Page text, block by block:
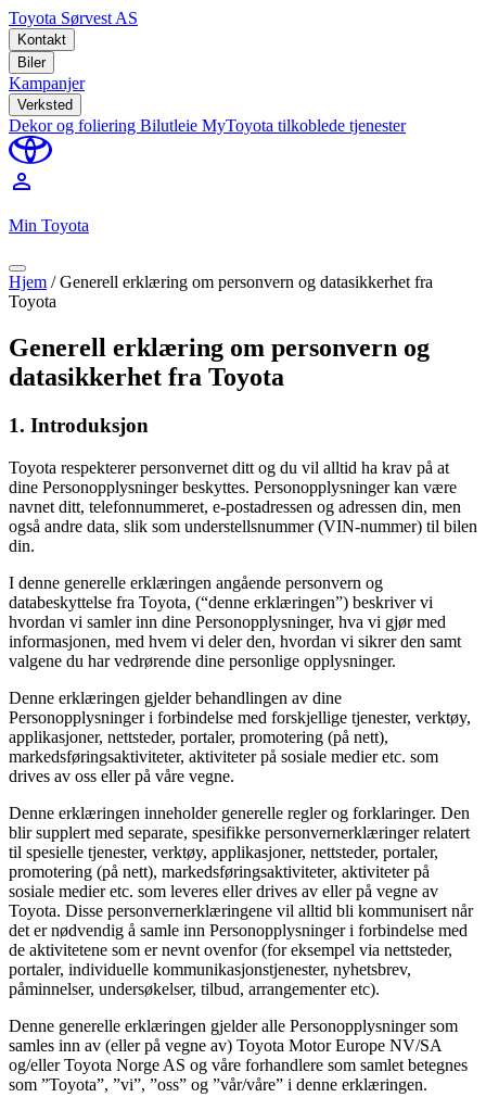
Toyota Sørvest AS
Kontakt
Biler
Kampanjer
Verksted
Dekor og foliering Bilutleie MyToyota tilkoblede tjenester
perm_identity
Min Toyota
Hjem /Generell erklæring om personvern og datasikkerhet fra
Toyota
Generell erklæring om personvern og
datasikkerhet fra Toyota
1. Introduksjon
Toyota respekterer personvernet ditt og du vil alltid ha krav på at
dine Personopplysninger beskyttes. Personopplysninger kan være
navnet ditt, telefonnummeret, e-postadressen og adressen din, men
også andre data, slik som understellsnummer (VIN-nummer) til bilen
din.
I denne generelle erklæringen angående personvern og
databeskyttelse fra Toyota, (“denne erklæringen”) beskriver vi
hvordan vi samler inn dine Personopplysninger, hva vi gjør med
informasjonen, med hvem vi deler den, hvordan vi sikrer den samt
valgene du har vedrørende dine personlige opplysninger.
Denne erklæringen gjelder behandlingen av dine
Personopplysninger i forbindelse med forskjellige tjenester, verktøy,
applikasjoner, nettsteder, portaler, promotering (på nett),
markedsføringsaktiviteter, aktiviteter på sosiale medier etc. som
drives av oss eller på våre vegne.
Denne erklæringen inneholder generelle regler og forklaringer. Den
blir supplert med separate, spesifikke personvernerklæringer relatert
til spesielle tjenester, verktøy, applikasjoner, nettsteder, portaler,
promotering (på nett), markedsføringsaktiviteter, aktiviteter på
sosiale medier etc. som leveres eller drives av eller på vegne av
Toyota. Disse personvernerklæringene vil alltid bli kommunisert når
det er nødvendig å samle inn Personopplysninger i forbindelse med
de aktivitetene som er nevnt ovenfor (for eksempel via nettsteder,
portaler, individuelle kommunikasjonstjenester, nyhetsbrev,
påminnelser, undersøkelser, tilbud, arrangementer etc).
Denne generelle erklæringen gjelder alle Personopplysninger som
samles inn av (eller på vegne av) Toyota Motor Europe NV/SA
og/eller Toyota Norge AS og våre forhandlere som samlet betegnes
som ”Toyota”, ”vi”, ”oss” og ”vår/våre” i denne erklæringen.